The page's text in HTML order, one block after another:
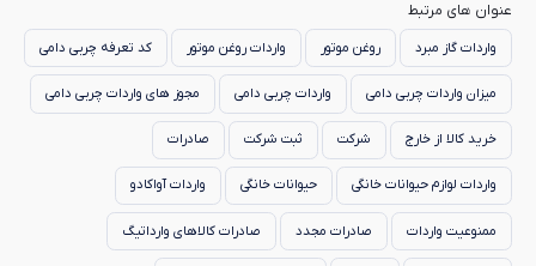
عنوان های مرتبط
واردات گاز مبرد روغن موتور واردات روغن موتور کد تعرفه چربی دامی
میزان واردات چربی دامی واردات چربی دامی مجوز های واردات چربی دامی
خرید کالا از خارج شرکت ثبت شرکت صادرات
واردات لوازم حیوانات خانگی حیوانات خانگی واردات آواکادو
ممنوعیت واردات صادرات مجدد صادرات کالاهای وارداتیگ